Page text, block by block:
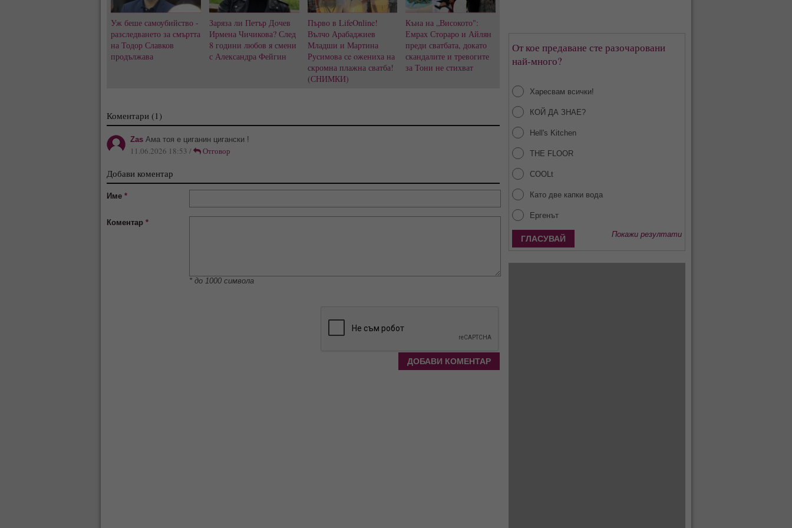
Уж беше самоубийство -
разследването за смъртта
на Тодор Славков
продължава
Заряза ли Петър Дочев
Ирмена Чичикова? След
8 години любов я смени
с Александра Фейгин
Първо в LifeOnline!
Вълчо Арабаджиев
Младши и Мартина
Русимова сe oжениха на
скромна плажна сватба!
(СНИМКИ)
Къна на „Високото":
Емрах Стораро и Айлян
преди сватбата, докато
скандалите и тревогите
за Тони не стихват
Коментари (1)
Zas Ама тоя е циганин цигански !
11.06.2026 18:53 / Отговор
Добави коментар
Име *
Коментар *
* до 1000 символа
От кое предаване сте разочаровани
най-много?
Харесвам всички!
КОЙ ДА ЗНАЕ?
Hell's Kitchen
THE FLOOR
COOLt
Като две капки вода
Ергенът
Покажи резултати